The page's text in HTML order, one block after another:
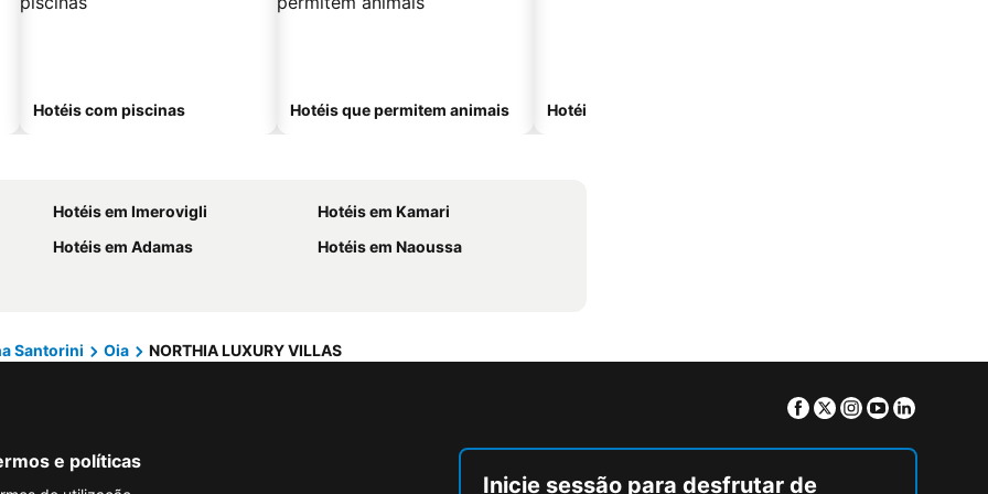
Hotéis com piscinas Hotéis que permitem animais Hotéis com spa
Hotéis em Imerovigli
Hotéis em Kamari
Hotéis em Adamas
Hotéis em Naoussa
Santorini Oia NORTHIA LUXURY VILLAS
Facebook
TwitterInstagram
Youtube
e políticas
Inicie sessão para desfrutar de